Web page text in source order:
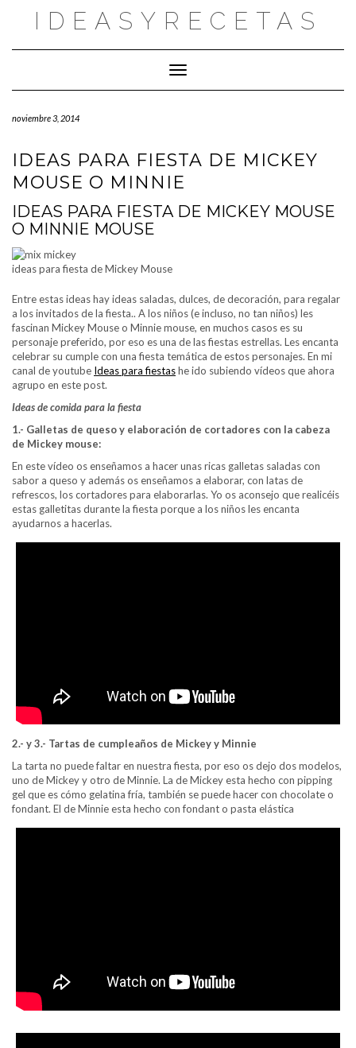
IDEASYRECETAS
Cambiar modo de navegación
noviembre 3, 2014
IDEAS PARA FIESTA DE MICKEY
MOUSE O MINNIE
IDEAS PARA FIESTA DE MICKEY MOUSE
O MINNIE MOUSE
ideas para fiesta de Mickey Mouse
Entre estas ideas hay ideas saladas, dulces, de decoración, para regalar
a los invitados de la fiesta.. A los niños (e incluso, no tan niños) les
fascinan Mickey Mouse o Minnie mouse, en muchos casos es su
personaje preferido, por eso es una de las fiestas estrellas. Les encanta
celebrar su cumple con una fiesta temática de estos personajes. En mi
canal de youtube Ideas para fiestashe ido subiendo vídeos que ahora
agrupo en este post.
Ideas de comida para la fiesta
1.- Galletas de queso y elaboración de cortadores con la cabeza
de Mickey mouse:
En este vídeo os enseñamos a hacer unas ricas galletas saladas con
sabor a queso y además os enseñamos a elaborar, con latas de
refrescos, los cortadores para elaborarlas. Yo os aconsejo que realicéis
estas galletitas durante la fiesta porque a los niños les encanta
ayudarnos a hacerlas.
2.- y 3.- Tartas de cumpleaños de Mickey y Minnie
La tarta no puede faltar en nuestra fiesta, por eso os dejo dos modelos,
uno de Mickey y otro de Minnie. La de Mickey esta hecho con pipping
gel que es cómo gelatina fría, también se puede hacer con chocolate o
fondant. El de Minnie esta hecho con fondant o pasta elástica